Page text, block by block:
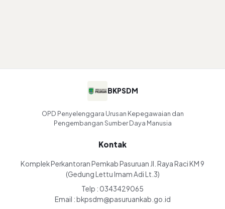
BKPSDM
OPD Penyelenggara Urusan Kepegawaian dan
Pengembangan Sumber Daya Manusia
Kontak
Komplek Perkantoran Pemkab Pasuruan Jl. Raya Raci KM 9
(Gedung Lettu Imam Adi Lt.3)
Telp : 0343429065
Email : bkpsdm@pasuruankab.go.id